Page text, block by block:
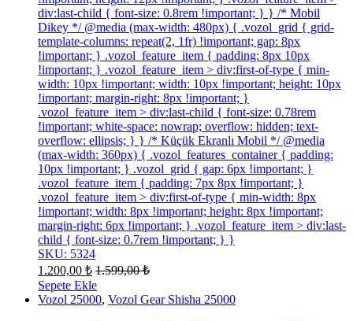
div:last-child { font-size: 0.8rem !important; } } /* Mobil
Dikey */ @media (max-width: 480px) { .vozol_grid { grid-
template-columns: repeat(2, 1fr) !important; gap: 8px
!important; } .vozol_feature_item { padding: 8px 10px
!important; } .vozol_feature_item > div:first-of-type { min-
width: 10px !important; width: 10px !important; height: 10px
!important; margin-right: 8px !important; }
.vozol_feature_item > div:last-child { font-size: 0.78rem
!important; white-space: nowrap; overflow: hidden; text-
overflow: ellipsis; } } /* Küçük Ekranlı Mobil */ @media
(max-width: 360px) { .vozol_features_container { padding:
10px !important; } .vozol_grid { gap: 6px !important; }
.vozol_feature_item { padding: 7px 8px !important; }
.vozol_feature_item > div:first-of-type { min-width: 8px
!important; width: 8px !important; height: 8px !important;
margin-right: 6px !important; } .vozol_feature_item > div:last-
child { font-size: 0.7rem !important; } }
SKU: 5324
1.200,00 ₺ 1.599,00₺
Sepete Ekle
Vozol 25000, Vozol Gear Shisha 25000